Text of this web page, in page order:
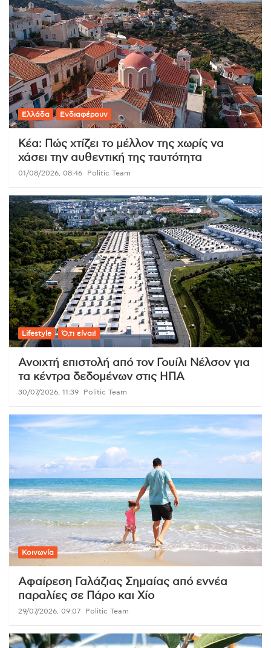
Ελλάδα Ενδιαφέρουν
Κέα: Πώς χτίζει το μέλλον της χωρίς να
χάσει την αυθεντική της ταυτότητα
01/08/2026, 08:46 Politic Team
Lifestyle Ό,τι είναι!
Ανοιχτή επιστολή από τον Γουίλι Νέλσον για
τα κέντρα δεδομένων στις ΗΠΑ
30/07/2026, 11:39 Politic Team
Κοινωνία
Αφαίρεση Γαλάζιας Σημαίας από εννέα
παραλίες σε Πάρο και Χίο
29/07/2026, 09:07 Politic Team